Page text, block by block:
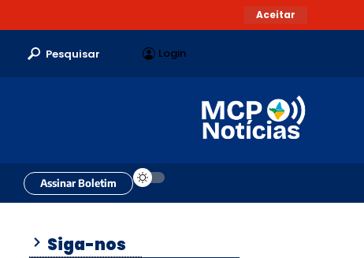
Aceitar
Pesquisar Login
Assinar Boletim
Siga-nos